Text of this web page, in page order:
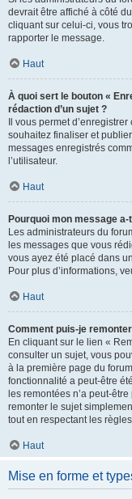
devrait être affiché à côté
cliquant sur celui-ci, vous
rapporter le message.
Haut
À quoi sert le bouton «
rédaction d’un sujet ?
Il vous permet
souhaitez finaliser et
messages enregistrés
l’utilisateur.
Haut
Pourquoi mon message
Les administrateurs du
les messages que vous
vous ayez été placé dans
Pour plus d’informations,
Haut
Comment puis-je
En cliquant sur le lien «
consulter un sujet, vous
à la première page du
fonctionnalité a peut-être
les remontées n’a peut-
remonter le sujet
tout en respectant les
Haut
Mise en forme et